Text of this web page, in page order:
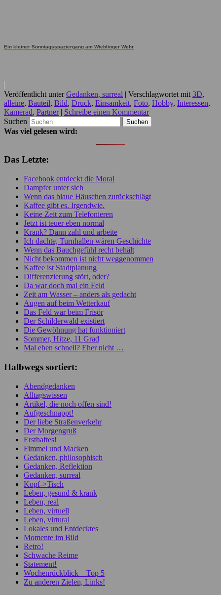
Ein kleiner Sonntagsspaziergang am Wieblinger Wehr
Veröffentlicht unter Gedanken, surreal | Verschlagwortet mit 3D,
alleine, Bauteil, Bild, Druck, Einsamkeit, Foto, Hobby, Interessen,
Kamerad, Partner | Schreibe einen Kommentar
Suchen
Was viel gelesen wird:
Das Letzte:
Facebook entdeckt die Moral
Dampfer unter sich
Wenn das blaue Häuschen zurückschlägt
Kaffee gibt es. Irgendwie.
Keine Zeit zum Telefonieren
Jetzt ist teuer eben normal
Krank? Dann zahl und arbeite
Ich dachte, Turnhallen wären Geschichte
Wenn das Bauchgefühl recht behält
Nicht bekommen ist nicht weggenommen
Kaffee ist Stadtplanung
Differenzierung stört, oder?
Da war doch mal ein Feld
Zeit am Wasser – anders als gedacht
Augen auf beim Wetterkauf
Das Feld war beim Frisör
Der Schilderwald existiert
Die Gewöhnung hat funktioniert
Sommer, Hitze, 11 Grad
Mal eben schnell? Eher nicht …
Halbwegs sortiert:
Abendgedanken
Alltagswissen
Artikel, die noch offen sind!
Aufgeschnappt!
Der liebe Straßenverkehr
Der Morgengruß
Ersthaftes!
Fimmel und Macken
Gedanken, philosophisch
Gedanken, Reflektion
Gedanken, surreal
Kopf->Tisch
Leben, gesund & krank
Leben, real
Leben, virtuell
Leben, virtural
Lokales und Entdecktes
Momente im Bild
Retro!
Schwache Reime
Statement!
Wochenrückblick – Top 5
Zu anderen Zielen, Links!